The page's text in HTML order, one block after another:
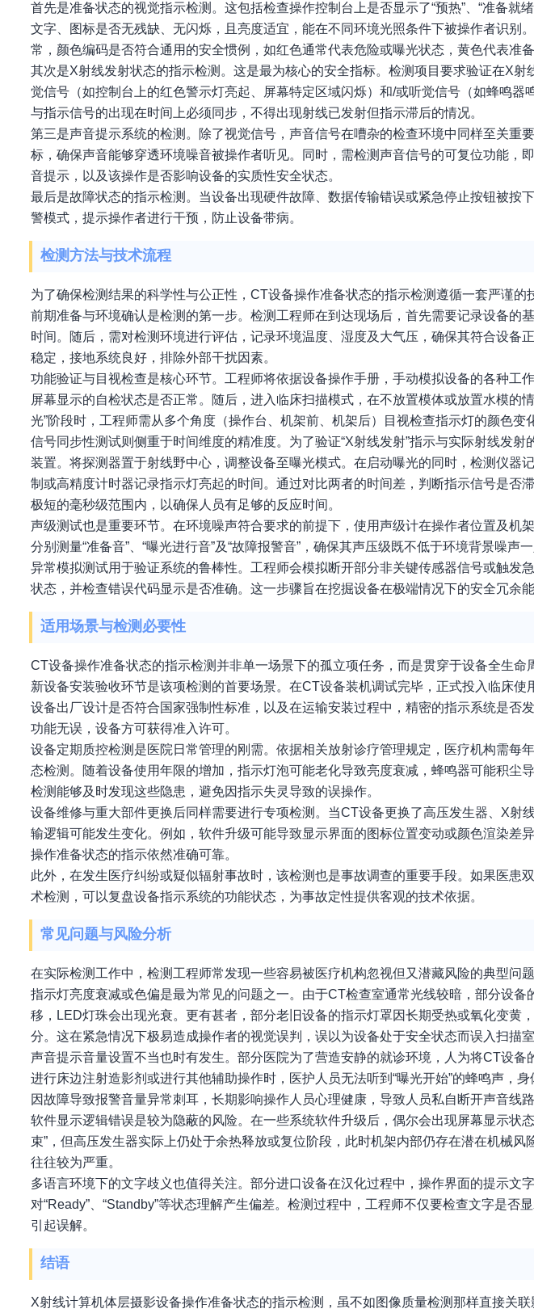
首先是准备状态的视觉指示检测。这包括检查操作控制台上是否显示了“预热”、“准备就
文字、图标是否无残缺、无闪烁，且亮度适宜，能在不同环境光照条件下被操作者识别
常，颜色编码是否符合通用的安全惯例，如红色通常代表危险或曝光状态，黄色代表准
其次是X射线发射状态的指示检测。这是最为核心的安全指标。检测项目要求验证在X
觉信号（如控制台上的红色警示灯亮起、屏幕特定区域闪烁）和/或听觉信号（如蜂鸣
与指示信号的出现在时间上必须同步，不得出现射线已发射但指示滞后的情况。
第三是声音提示系统的检测。除了视觉信号，声音信号在嘈杂的检查环境中同样至关重
标，确保声音能够穿透环境噪音被操作者听见。同时，需检测声音信号的可复位功能，
音提示，以及该操作是否影响设备的实质性安全状态。
最后是故障状态的指示检测。当设备出现硬件故障、数据传输错误或紧急停止按钮被按
警模式，提示操作者进行干预，防止设备带病。
检测方法与技术流程
为了确保检测结果的科学性与公正性，CT设备操作准备状态的指示检测遵循一套严谨的
前期准备与环境确认是检测的第一步。检测工程师在到达现场后，首先需要记录设备的
时间。随后，需对检测环境进行评估，记录环境温度、湿度及大气压，确保其符合设备
稳定，接地系统良好，排除外部干扰因素。
功能验证与目视检查是核心环节。工程师将依据设备操作手册，手动模拟设备的各种工
屏幕显示的自检状态是否正常。随后，进入临床扫描模式，在不放置模体或放置水模的
光”阶段时，工程师需从多个角度（操作台、机架前、机架后）目视检查指示灯的颜色变
信号同步性测试则侧重于时间维度的精准度。为了验证“X射线发射”指示与实际射线发
装置。将探测器置于射线野中心，调整设备至曝光模式。在启动曝光的同时，检测仪器
制或高精度计时器记录指示灯亮起的时间。通过对比两者的时间差，判断指示信号是否
极短的毫秒级范围内，以确保人员有足够的反应时间。
声级测试也是重要环节。在环境噪声符合要求的前提下，使用声级计在操作者位置及机
分别测量“准备音”、“曝光进行音”及“故障报警音”，确保其声压级既不低于环境背景噪声
异常模拟测试用于验证系统的鲁棒性。工程师会模拟断开部分非关键传感器信号或触发
状态，并检查错误代码显示是否准确。这一步骤旨在挖掘设备在极端情况下的安全冗余能
适用场景与检测必要性
CT设备操作准备状态的指示检测并非单一场景下的孤立项任务，而是贯穿于设备全生命
新设备安装验收环节是该项检测的首要场景。在CT设备装机调试完毕，正式投入临床
设备出厂设计是否符合国家强制性标准，以及在运输安装过程中，精密的指示系统是否
功能无误，设备方可获得准入许可。
设备定期质控检测是医院日常管理的刚需。依据相关放射诊疗管理规定，医疗机构需每
态检测。随着设备使用年限的增加，指示灯泡可能老化导致亮度衰减，蜂鸣器可能积尘
检测能够及时发现这些隐患，避免因指示失灵导致的误操作。
设备维修与重大部件更换后同样需要进行专项检测。当CT设备更换了高压发生器、X射
输逻辑可能发生变化。例如，软件升级可能导致显示界面的图标位置变动或颜色渲染差
操作准备状态的指示依然准确可靠。
此外，在发生医疗纠纷或疑似辐射事故时，该检测也是事故调查的重要手段。如果医患
术检测，可以复盘设备指示系统的功能状态，为事故定性提供客观的技术依据。
常见问题与风险分析
在实际检测工作中，检测工程师常发现一些容易被医疗机构忽视但又潜藏风险的典型问题
指示灯亮度衰减或色偏是最为常见的问题之一。由于CT检查室通常光线较暗，部分设
移，LED灯珠会出现光衰。更有甚者，部分老旧设备的指示灯罩因长期受热或氧化变黄
分。这在紧急情况下极易造成操作者的视觉误判，误以为设备处于安全状态而误入扫描室
声音提示音量设置不当也时有发生。部分医院为了营造安静的就诊环境，人为将CT设
进行床边注射造影剂或进行其他辅助操作时，医护人员无法听到“曝光开始”的蜂鸣声，
因故障导致报警音量异常刺耳，长期影响操作人员心理健康，导致人员私自断开声音线路
软件显示逻辑错误是较为隐蔽的风险。在一些系统软件升级后，偶尔会出现屏幕显示状
束”，但高压发生器实际上仍处于余热释放或复位阶段，此时机架内部仍存在潜在机械
往往较为严重。
多语言环境下的文字歧义也值得关注。部分进口设备在汉化过程中，操作界面的提示文
对“Ready”、“Standby”等状态理解产生偏差。检测过程中，工程师不仅要检查文字是
引起误解。
结语
X射线计算机体层摄影设备操作准备状态的指示检测，虽不如图像质量检测那样直接关